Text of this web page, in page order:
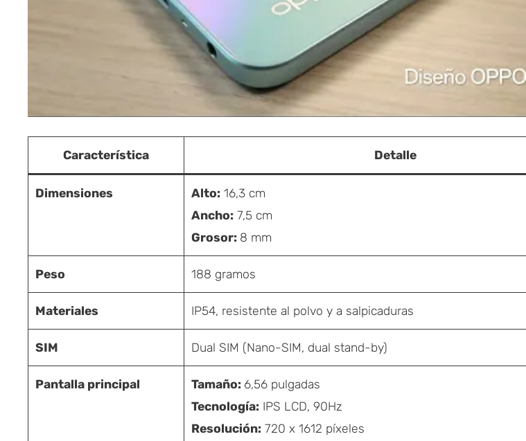
Característica Detalle
Dimensiones Alto: 16,3 cm
Ancho: 7,5 cm
Grosor: 8 mm
Peso 188 gramos
Materiales IP54, resistente al polvo y a salpicaduras
SIM Dual SIM (Nano-SIM, dual stand-by)
Pantalla principal Tamaño: 6,56 pulgadas
Tecnología: IPS LCD, 90Hz
Resolución: 720 x 1612 píxeles